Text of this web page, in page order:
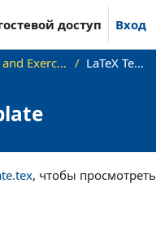
доступ Вход
Tutorials and Exercise Sheets LaTeX Template
, чтобы просмотреть